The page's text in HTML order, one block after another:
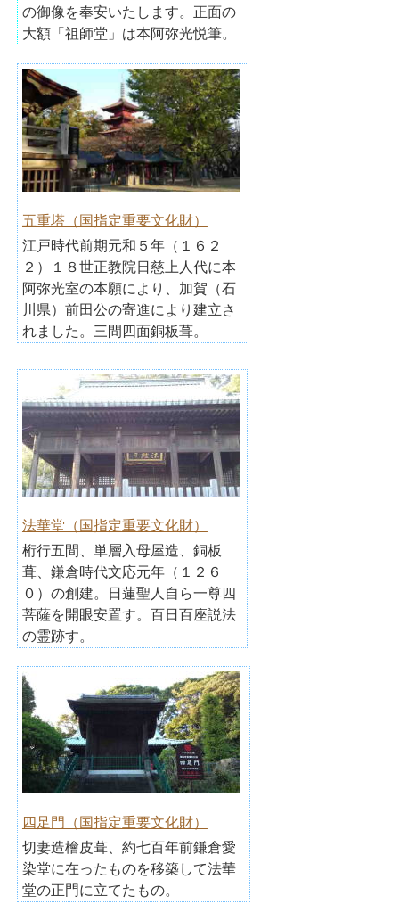
の御像を奉安いたします。正面の
大額「祖師堂」は本阿弥光悦筆。
五重塔（国指定重要文化財）
江戸時代前期元和５年（１６２
２）１８世正教院日慈上人代に本
阿弥光室の本願により、加賀（石
川県）前田公の寄進により建立さ
れました。三間四面銅板葺。
法華堂（国指定重要文化財）
桁行五間、単層入母屋造、銅板
葺、鎌倉時代文応元年（１２６
０）の創建。日蓮聖人自ら一尊四
菩薩を開眼安置す。百日百座説法
の霊跡す。
四足門（国指定重要文化財）
切妻造檜皮葺、約七百年前鎌倉愛
染堂に在ったものを移築して法華
堂の正門に立てたもの。